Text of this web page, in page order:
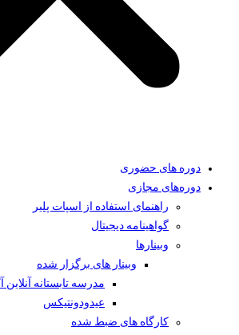
دوره های حضوری
دوره‌های مجازی
راهنمای استفاده از اسپات پلیر
گواهینامه دیجیتال
وبینار‌ها
وبینار های برگزار شده
مدرسه تابستانه
عیدودونتیکس
کارگاه های ضبط شده